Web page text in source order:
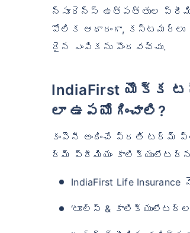
న్సూరెన్స్ ఉత్పత్తుల
పోలిక ఆధారంగా, కస్టమర్‌లు
రైన ఎంపికను పొందవచ్చు.
IndiaFirst యొక్క టర్మ్ ఇన్సూరెన్స్ ప్రీమియం కాలిక్యులేటర్‌ను ఎ
లా ఉపయోగించాలి?
కంపెనీ అందించే ప్రతి
ర్మ్ ప్రీమియం
IndiaFirst Life
‘టూల్స్ &